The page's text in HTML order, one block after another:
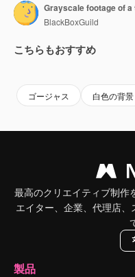
BlackBoxGuild
こちらもおすすめ
ゴージャス 白色の背景
最高のクリエイティブ制作
エイター、企業、代理店
製品